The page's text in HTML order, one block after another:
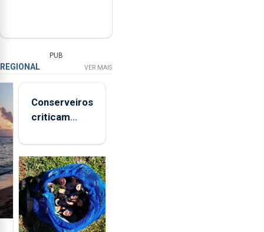
PUB
REGIONAL VER MAIS
Conserveiros
criticam
brancas com
selo Marca
Açores